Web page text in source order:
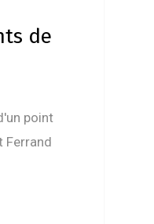
de
point
Ferrand